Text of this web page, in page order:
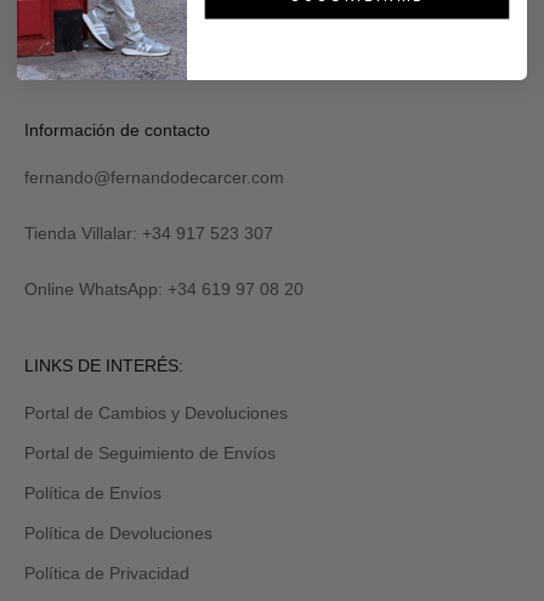
Información de contacto
fernando@fernandodecarcer.com
Tienda Villalar: +34 917 523 307
Online WhatsApp: +34 619 97 08 20
LINKS DE INTERÉS:
Portal de Cambios y Devoluciones
Portal de Seguimiento de Envíos
Política de Envíos
Política de Devoluciones
Política de Privacidad